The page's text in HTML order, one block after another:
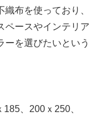
布を使っており、
ペースやインテリア
ーを選びたいという
、200ｘ250、